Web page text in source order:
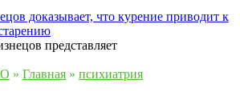
доказывает, что курение приводит к
представляет
» Главная » психиатрия